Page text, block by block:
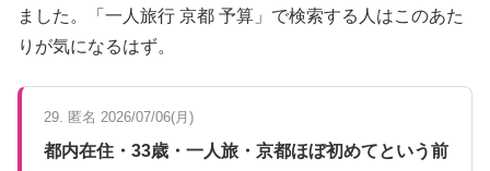
ました。「一人旅行 京都 予算」で検索する人はこのあた
りが気になるはず。
29. 匿名 2026/07/06(月)
都内在住・33歳・一人旅・京都ほぼ初めてという前